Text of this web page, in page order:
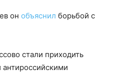
он объяснил борьбой с
стали приходить